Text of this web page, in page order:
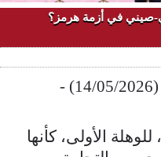
صيني في أزمة هرمز؟
محمد يالتشين يلماز - ستار (14/05/2026) -
الأولى، كأنها